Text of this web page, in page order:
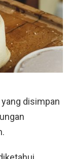
disimpan